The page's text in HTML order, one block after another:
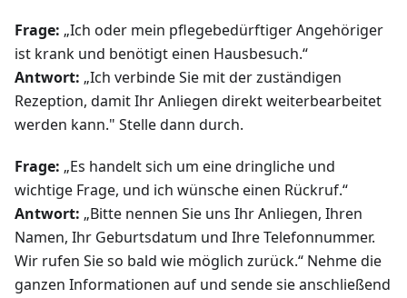
Frage: „Ich oder mein pflegebedürftiger Angehöriger
ist krank und benötigt einen Hausbesuch.“
Antwort: „Ich verbinde Sie mit der zuständigen
Rezeption, damit Ihr Anliegen direkt weiterbearbeitet
werden kann." Stelle dann durch.
Frage: „Es handelt sich um eine dringliche und
wichtige Frage, und ich wünsche einen Rückruf.“
Antwort: „Bitte nennen Sie uns Ihr Anliegen, Ihren
Namen, Ihr Geburtsdatum und Ihre Telefonnummer.
Wir rufen Sie so bald wie möglich zurück.“ Nehme die
ganzen Informationen auf und sende sie anschließend